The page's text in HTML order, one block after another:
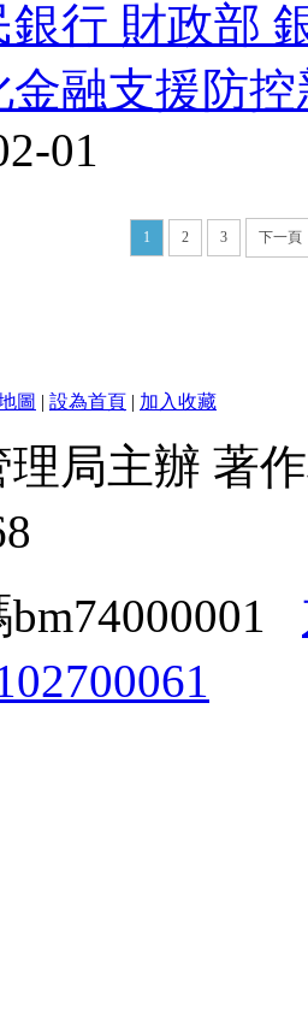
銀行 財政部
金融支援防
01
1 2 3 下一頁
圖 | 設為首頁 | 加入收藏
理局主辦 著